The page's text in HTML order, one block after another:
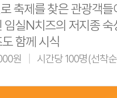
프로그램(4일간 1,200
축제를 찾은 관광객
실N치즈의 저지종
함께 시식
원 시간당 100명(선착